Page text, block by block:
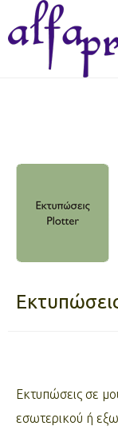
Εκτυπώσεις σε
εσωτερικού ή